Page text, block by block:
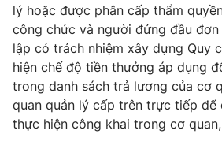
Theo dõi báo trên
Cơ quan chủ quản: Đài Truyền hình Việt
Cơ quan báo chí:Thời báo VTV
Giấy phép hoạt động báo in và báo điện
lý hoặc được phân cấp thẩm
công chức và người đứng đầu
lập có trách nhiệm xây dựng Quy
hiện chế độ tiền thưởng áp dụng
trong danh sách trả lương của cơ
quan quản lý cấp trên trực tiếp để
thực hiện công khai trong cơ